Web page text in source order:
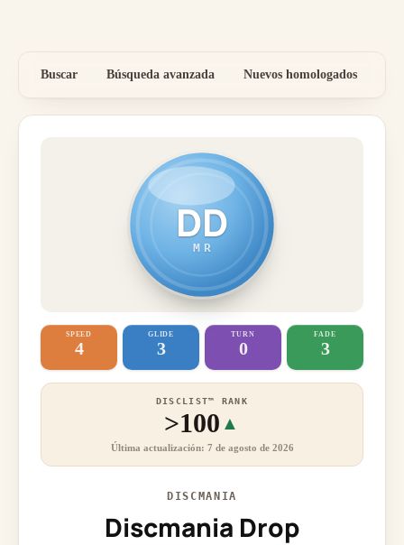
Buscar Búsqueda avanzada Nuevos homologados
DD
MR
SPEED
4
GLIDE
3
TURN
0
FADE
3
DISCLIST™ RANK
>100 ▲
Última actualización: 7 de agosto de 2026
DISCMANIA
Discmania Drop